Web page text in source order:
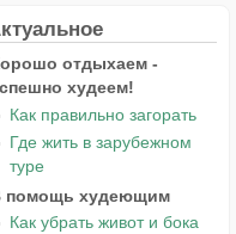
отдыхаем -
худеем!
Как правильно загорать
Где жить в зарубежном
туре
помощь худеющим
Как убрать живот и бока